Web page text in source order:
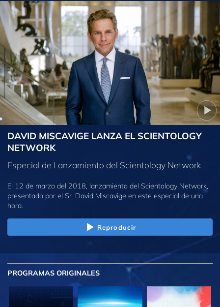
DAVID MISCAVIGE LANZA EL SCIENTOLOGY
NETWORK
Especial de Lanzamiento del Scientology Network
El 12 de marzo del 2018, lanzamiento del Scientology Network,
presentado por el Sr. David Miscavige en este especial de una
hora.
Reproducir
PROGRAMAS ORIGINALES